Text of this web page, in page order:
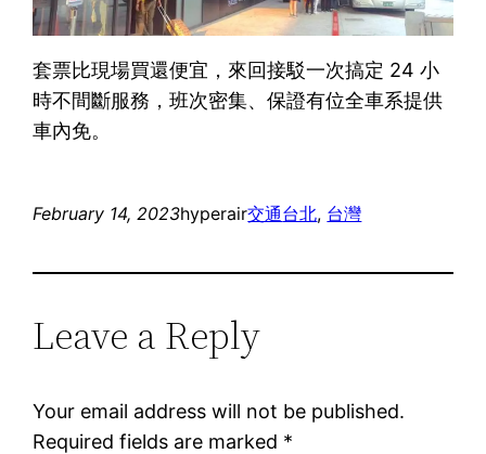
套票比現場買還便宜，來回接駁一次搞定 24 小
時不間斷服務，班次密集、保證有位全車系提供
車內免。
February 14, 2023hyperair交通台北, 台灣
Leave a Reply
Your email address will not be published.
Required fields are marked *